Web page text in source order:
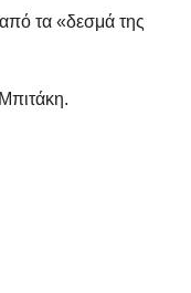
τα «δεσμά της